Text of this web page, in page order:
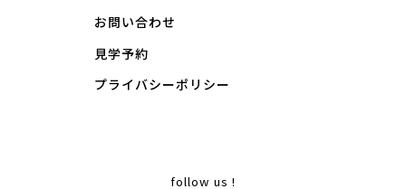
お問い合わせ
見学予約
プライバシーポリシー
follow us !